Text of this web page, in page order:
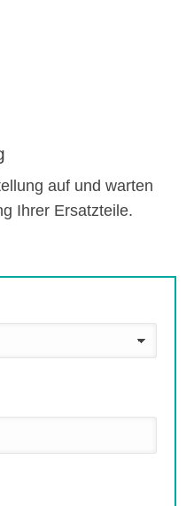
auf und warten
Ihrer Ersatzteile.